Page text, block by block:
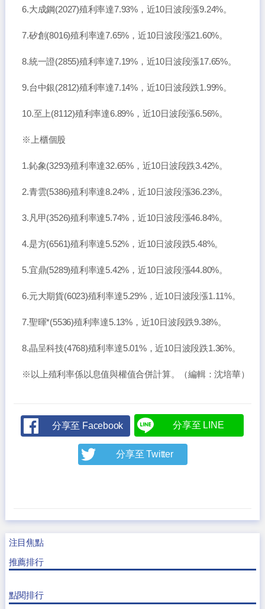
6.大成鋼(2027)殖利率達7.93%，近10日波段漲9.24%。
7.矽創(8016)殖利率達7.65%，近10日波段漲21.60%。
8.統一證(2855)殖利率達7.19%，近10日波段漲17.65%。
9.台中銀(2812)殖利率達7.14%，近10日波段跌1.99%。
10.至上(8112)殖利率達6.89%，近10日波段漲6.56%。
※上櫃個股
1.鈊象(3293)殖利率達32.65%，近10日波段跌3.42%。
2.青雲(5386)殖利率達8.24%，近10日波段漲36.23%。
3.凡甲(3526)殖利率達5.74%，近10日波段漲46.84%。
4.是方(6561)殖利率達5.52%，近10日波段跌5.48%。
5.宜鼎(5289)殖利率達5.42%，近10日波段漲44.80%。
6.元大期貨(6023)殖利率達5.29%，近10日波段漲1.11%。
7.聖暉*(5536)殖利率達5.13%，近10日波段跌9.38%。
8.晶呈科技(4768)殖利率達5.01%，近10日波段跌1.36%。
※以上殖利率係以息值與權值合併計算。（編輯：沈培華）
分享至 Facebook 分享至 LINE
分享至 Twitter
注目焦點
推薦排行
點閱排行